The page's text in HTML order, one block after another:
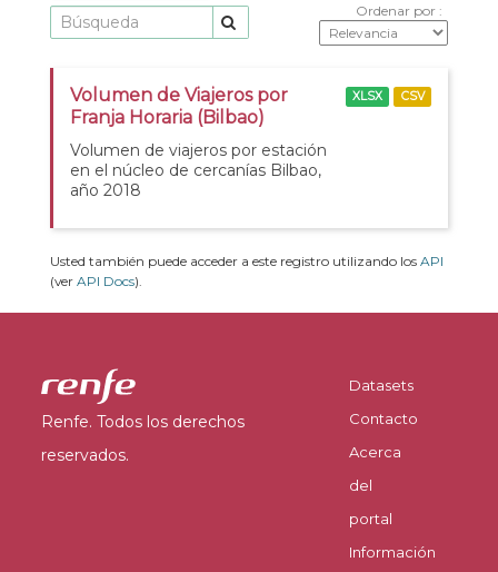
Ordenar por
Volumen de Viajeros por
Franja Horaria (Bilbao)
Volumen de viajeros por estación
en el núcleo de cercanías Bilbao,
año 2018
XLSX CSV
Usted también puede acceder a este registro utilizando los API
(ver API Docs).
Renfe. Todos los derechos
reservados.
Datasets
Contacto
Acerca
del
portal
Información